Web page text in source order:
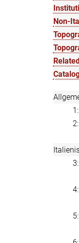
Non-
1:
2:
3:
4:
5: